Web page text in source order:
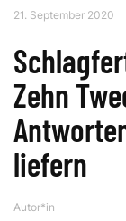
21. September 2020
Zehn
liefern
Autor*in